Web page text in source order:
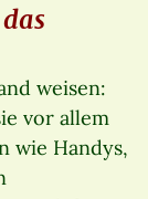
weisen:
vor allem
wie Handys,